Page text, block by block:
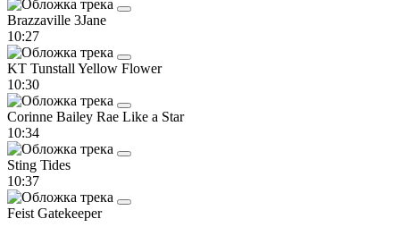
Brazzaville 3Jane
10:27
KT Tunstall Yellow Flower
10:30
Corinne Bailey Rae Like a Star
10:34
Sting Tides
10:37
Feist Gatekeeper